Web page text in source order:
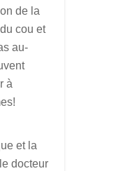
de la
cou et
au-
à
et la
docteur